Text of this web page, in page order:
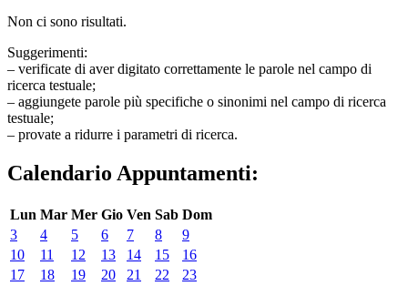
Non ci sono risultati.
Suggerimenti:
– verificate di aver digitato correttamente le parole nel campo di
ricerca testuale;
– aggiungete parole più specifiche o sinonimi nel campo di ricerca
testuale;
– provate a ridurre i parametri di ricerca.
Calendario Appuntamenti:
Lun Mar Mer Gio Ven Sab Dom
3
4 5 6 7 8
9
10
11 12 13 14 15
16
17
18 19 20 21 22 23